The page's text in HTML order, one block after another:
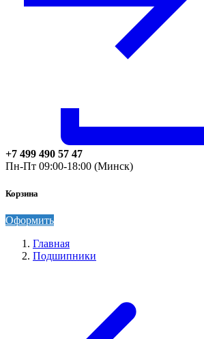
+7 499 490 57 47
Пн-Пт 09:00-18:00 (Минск)
Корзина
Оформить
Главная
Подшипники